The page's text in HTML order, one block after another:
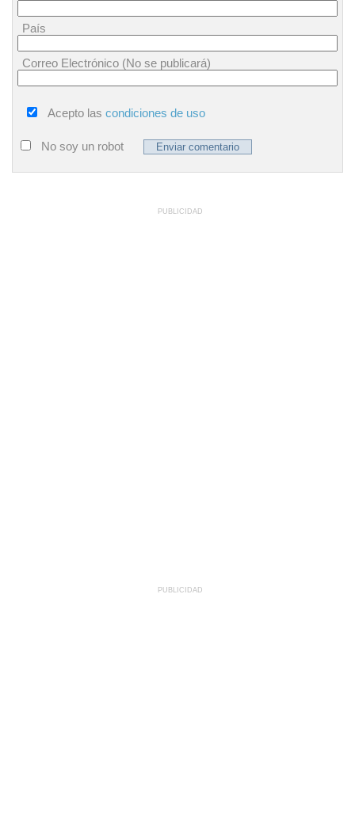
País
Correo Electrónico (No se publicará)
Acepto las condiciones de uso
No soy un robot
PUBLICIDAD
PUBLICIDAD